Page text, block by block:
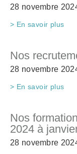
28 novembre
> En savoir plus
Nos
28 novembre
> En savoir plus
Nos
2024 à
28 novembre